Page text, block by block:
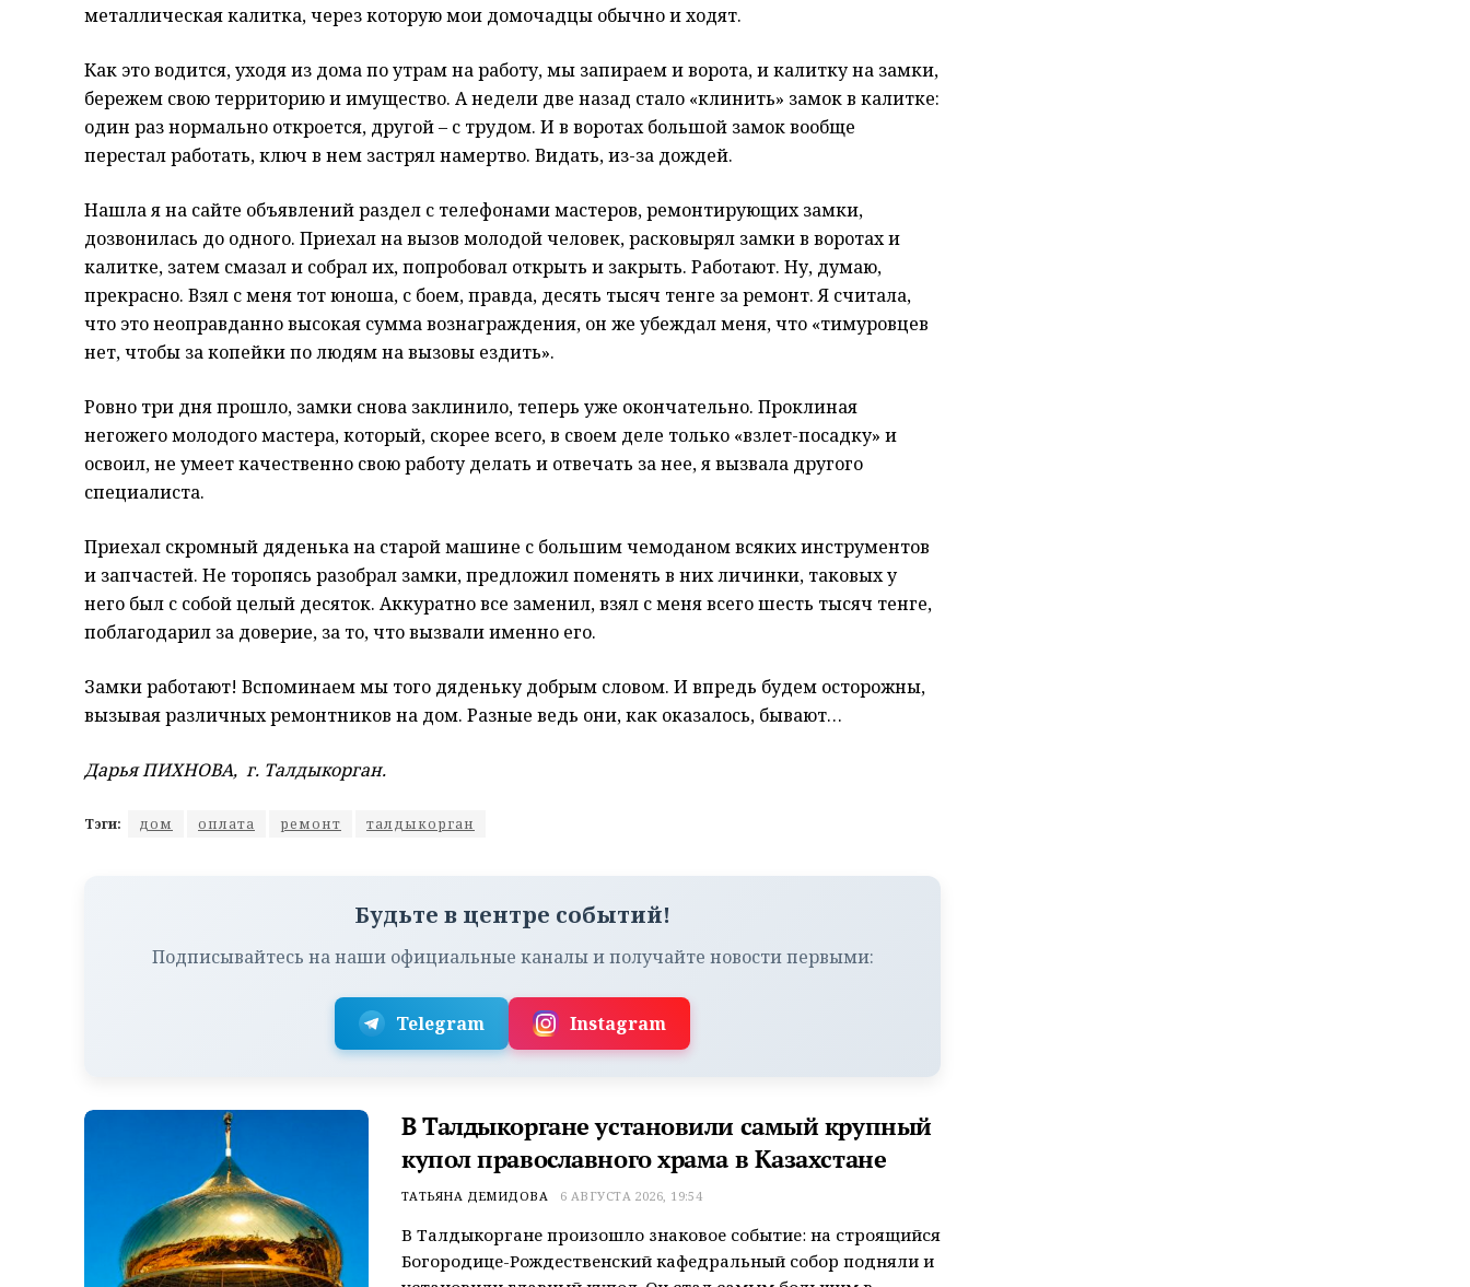
металлическая калитка, через которую мои домочадцы обычно и ходят.
Как это водится, уходя из дома по утрам на работу, мы запираем и ворота, и калитку на замки,
бережем свою территорию и имущество. А недели две назад стало «клинить» замок в калитке:
один раз нормально откроется, другой – с трудом. И в воротах большой замок вообще
перестал работать, ключ в нем застрял намертво. Видать, из-за дождей.
Нашла я на сайте объявлений раздел с телефонами мастеров, ремонтирующих замки,
дозвонилась до одного. Приехал на вызов молодой человек, расковырял замки в воротах и
калитке, затем смазал и собрал их, попробовал открыть и закрыть. Работают. Ну, думаю,
прекрасно. Взял с меня тот юноша, с боем, правда, десять тысяч тенге за ремонт. Я считала,
что это неоправданно высокая сумма вознаграждения, он же убеждал меня, что «тимуровцев
нет, чтобы за копейки по людям на вызовы ездить».
Ровно три дня прошло, замки снова заклинило, теперь уже окончательно. Проклиная
негожего молодого мастера, который, скорее всего, в своем деле только «взлет-посадку» и
освоил, не умеет качественно свою работу делать и отвечать за нее, я вызвала другого
специалиста.
Приехал скромный дяденька на старой машине с большим чемоданом всяких инструментов
и запчастей. Не торопясь разобрал замки, предложил поменять в них личинки, таковых у
него был с собой целый десяток. Аккуратно все заменил, взял с меня всего шесть тысяч тенге,
поблагодарил за доверие, за то, что вызвали именно его.
Замки работают! Вспоминаем мы того дяденьку добрым словом. И впредь будем осторожны,
вызывая различных ремонтников на дом. Разные ведь они, как оказалось, бывают…
Дарья ПИХНОВА, г. Талдыкорган.
Тэги: дом оплата ремонт талдыкорган
Будьте в центре событий!
Подписывайтесь на наши официальные каналы и получайте новости первыми:
Telegram Instagram
В Талдыкоргане установили самый крупный
купол православного храма в Казахстане
ТАТЬЯНА ДЕМИДОВА 6 АВГУСТА 2026, 19:54
В Талдыкоргане произошло знаковое событие: на строящийся
Богородице-Рождественский кафедральный собор подняли и